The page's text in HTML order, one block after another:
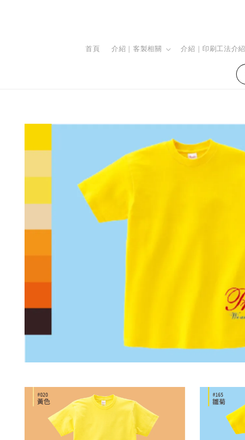
首頁 介紹｜客製相關 介紹｜印刷工法介紹